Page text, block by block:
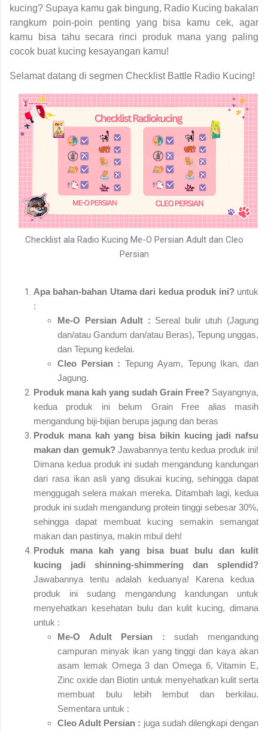
kucing? Supaya kamu gak bingung, Radio Kucing bakalan
rangkum poin-poin penting yang bisa kamu cek, agar
kamu bisa tahu secara rinci produk mana yang paling
cocok buat kucing kesayangan kamu!
Selamat datang di segmen Checklist Battle Radio Kucing!
Checklist ala Radio Kucing Me-O Persian Adult dan Cleo
Persian
Apa bahan-bahan Utama dari kedua produk ini?untuk
:
Me-O Persian Adult : Sereal bulir utuh (Jagung
dan/atau Gandum dan/atau Beras), Tepung unggas,
dan Tepung kedelai.
Cleo Persian : Tepung Ayam, Tepung Ikan, dan
Jagung.
Produk mana kah yang sudah Grain Free? Sayangnya,
kedua produk ini belum Grain Free alias masih
mengandung biji-bijian berupa jagung dan beras
Produk mana kah yang bisa bikin kucing jadi nafsu
makan dan gemuk? Jawabannya tentu kedua produk ini!
Dimana kedua produk ini sudah mengandung kandungan
dari rasa ikan asli yang disukai kucing, sehingga dapat
menggugah selera makan mereka. Ditambah lagi, kedua
produk ini sudah mengandung protein tinggi sebesar 30%,
sehingga dapat membuat kucing semakin semangat
makan dan pastinya, makin mbul deh!
Produk mana kah yang bisa buat bulu dan kulit
kucing jadi shinning-shimmering dan splendid?
Jawabannya tentu adalah keduanya! Karena kedua
produk ini sudang mengandung kandungan untuk
menyehatkan kesehatan bulu dan kulit kucing, dimana
untuk :
Me-O Adult Persian : sudah mengandung
campuran minyak ikan yang tinggi dan kaya akan
asam lemak Omega 3 dan Omega 6, Vitamin E,
Zinc oxide dan Biotin untuk menyehatkan kulit serta
membuat bulu lebih lembut dan berkilau.
Sementara untuk :
Cleo Adult Persian : juga sudah dilengkapi dengan